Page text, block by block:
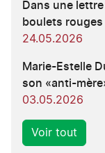
Dans une
boulets
24.05.2026
Marie-Estelle
son «anti-
03.05.2026
Voir tout